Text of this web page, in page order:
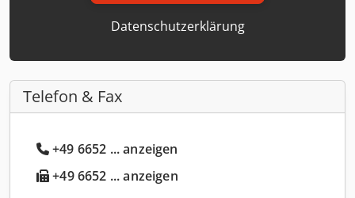
Datenschutzerklärung
Telefon & Fax
+49 6652 ... anzeigen
+49 6652 ... anzeigen